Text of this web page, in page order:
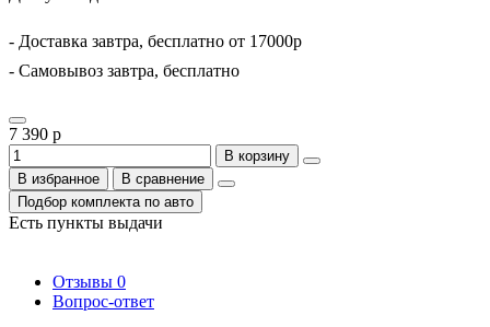
- Доставка завтра, бесплатно от 17000р
- Самовывоз завтра, бесплатно
7 390 р
В корзину
В избранное
В сравнение
Подбор комплекта по авто
Есть пункты выдачи
Отзывы 0
Вопрос-ответ